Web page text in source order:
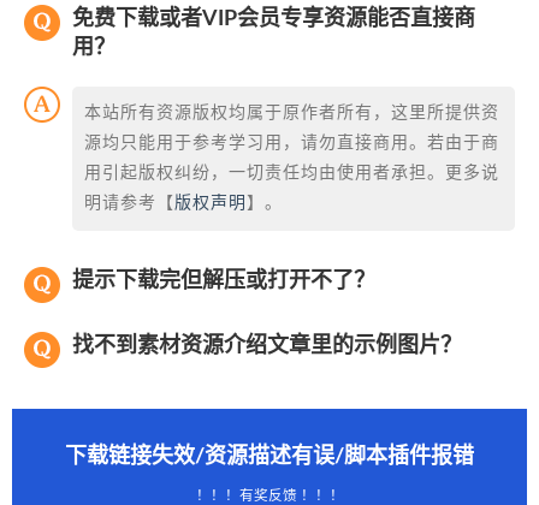
免费下载或者VIP会员专享资源能否直接商
用？
本站所有资源版权均属于原作者所有，这里所提供资
源均只能用于参考学习用，请勿直接商用。若由于商
用引起版权纠纷，一切责任均由使用者承担。更多说
明请参考【 版权声明 】。
提示下载完但解压或打开不了？
找不到素材资源介绍文章里的示例图片？
下载链接失效/资源描述有误/脚本插件报错
！！！有奖反馈 ！！！